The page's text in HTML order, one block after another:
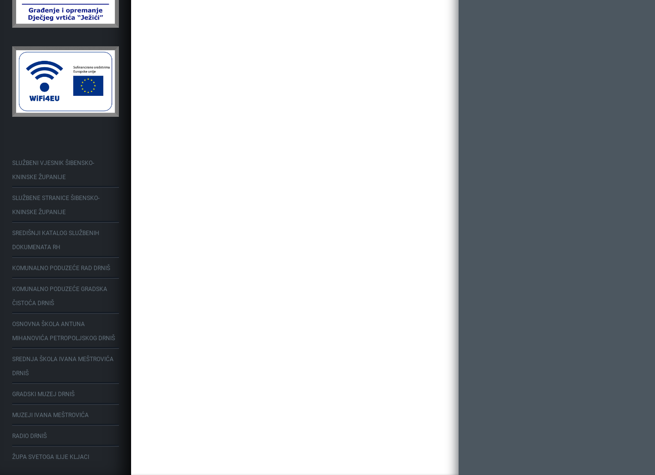
SLUŽBENI VJESNIK ŠIBENSKO-
KNINSKE ŽUPANIJE
SLUŽBENE STRANICE ŠIBENSKO-
KNINSKE ŽUPANIJE
SREDIŠNJI KATALOG SLUŽBENIH
DOKUMENATA RH
KOMUNALNO PODUZEĆE RAD DRNIŠ
KOMUNALNO PODUZEĆE GRADSKA
ČISTOĆA DRNIŠ
OSNOVNA ŠKOLA ANTUNA
MIHANOVIĆA PETROPOLJSKOG DRNIŠ
SREDNJA ŠKOLA IVANA MEŠTROVIĆA
DRNIŠ
GRADSKI MUZEJ DRNIŠ
MUZEJI IVANA MEŠTROVIĆA
RADIO DRNIŠ
ŽUPA SVETOGA ILIJE KLJACI